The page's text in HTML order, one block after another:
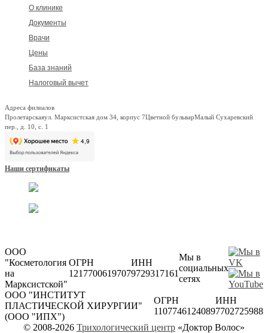
О клинике
Документы
Врачи
Цены
База знаний
Налоговый вычет
Адреса филиалов
Пролетарскаяул. Марксистская дом 34, корпус 7Цветной бульварМалый Сухаревский
пер., д. 10, с. 1
Наши сертификаты
ООО
"Косметология
на
Марксистской"
ОГРН
1217700619707
ИНН
9729317161
Мы в
социальных
сетях
ООО "ИНСТИТУТ
ПЛАСТИЧЕСКОЙ ХИРУРГИИ"
(ООО "ИПХ")
ОГРН
1107746124089
ИНН
7702725988
© 2008-2026 Трихологический центр «Доктор Волос»